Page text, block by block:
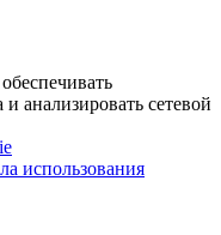
анализировать сетевой
использования